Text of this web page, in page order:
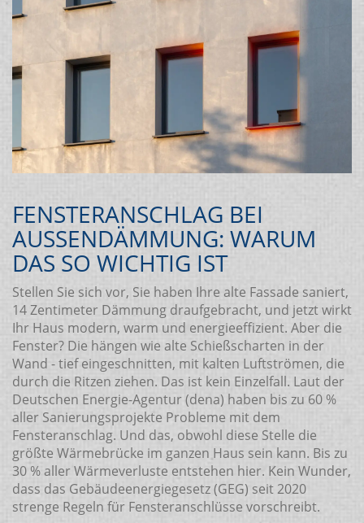
FENSTERANSCHLAG BEI
AUSSENDÄMMUNG: WARUM D
AS SO WICHTIG IST
Stellen Sie sich vor, Sie haben Ihre alte Fassade saniert,
14 Zentimeter Dämmung draufgebracht, und jetzt wirkt
Ihr Haus modern, warm und energieeffizient. Aber die
Fenster? Die hängen wie alte Schießscharten in der
Wand - tief eingeschnitten, mit kalten Luftströmen, die
durch die Ritzen ziehen. Das ist kein Einzelfall. Laut der
Deutschen Energie-Agentur (dena) haben bis zu 60 %
aller Sanierungsprojekte Probleme mit dem
Fensteranschlag. Und das, obwohl diese Stelle die
größte Wärmebrücke im ganzen Haus sein kann. Bis zu
30 % aller Wärmeverluste entstehen hier. Kein Wunder,
dass das Gebäudeenergiegesetz (GEG) seit 2020
strenge Regeln für Fensteranschlüsse vorschreibt.